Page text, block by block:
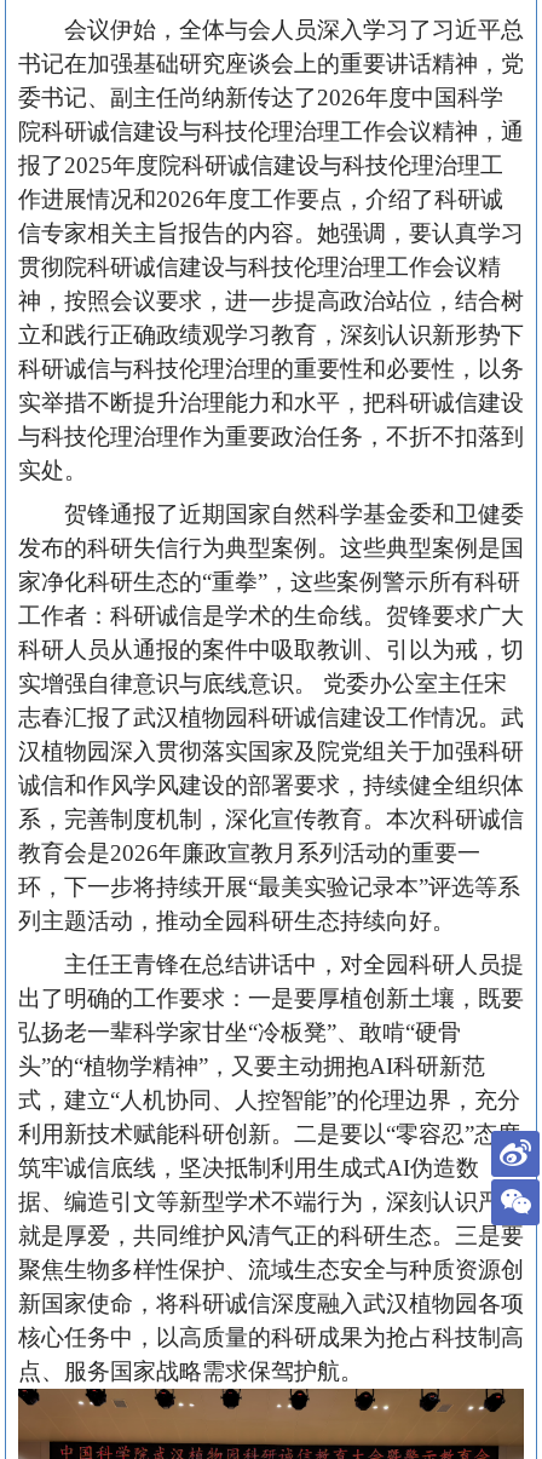
会议伊始，全体与会人员深入学习了习近平总
书记在加强基础研究座谈会上的重要讲话精神，党
委书记、副主任尚纳新传达了2026年度中国科学
院科研诚信建设与科技伦理治理工作会议精神，通
报了2025年度院科研诚信建设与科技伦理治理工
作进展情况和2026年度工作要点，介绍了科研诚
信专家相关主旨报告的内容。她强调，要认真学习
贯彻院科研诚信建设与科技伦理治理工作会议精
神，按照会议要求，进一步提高政治站位，结合树
立和践行正确政绩观学习教育，深刻认识新形势下
科研诚信与科技伦理治理的重要性和必要性，以务
实举措不断提升治理能力和水平，把科研诚信建设
与科技伦理治理作为重要政治任务，不折不扣落到
实处。
贺锋通报了近期国家自然科学基金委和卫健委
发布的科研失信行为典型案例。这些典型案例是国
家净化科研生态的“重拳”，这些案例警示所有科研
工作者：科研诚信是学术的生命线。贺锋要求广大
科研人员从通报的案件中吸取教训、引以为戒，切
实增强自律意识与底线意识。 党委办公室主任宋
志春汇报了武汉植物园科研诚信建设工作情况。武
汉植物园深入贯彻落实国家及院党组关于加强科研
诚信和作风学风建设的部署要求，持续健全组织体
系，完善制度机制，深化宣传教育。本次科研诚信
教育会是2026年廉政宣教月系列活动的重要一
环，下一步将持续开展“最美实验记录本”评选等系
列主题活动，推动全园科研生态持续向好。
主任王青锋在总结讲话中，对全园科研人员提
出了明确的工作要求：一是要厚植创新土壤，既要
弘扬老一辈科学家甘坐“冷板凳”、敢啃“硬骨
头”的“植物学精神”，又要主动拥抱AI科研新范
式，建立“人机协同、人控智能”的伦理边界，充分
利用新技术赋能科研创新。二是要以“零容忍”态度
筑牢诚信底线，坚决抵制利用生成式AI伪造数
据、编造引文等新型学术不端行为，深刻认识严管
就是厚爱，共同维护风清气正的科研生态。三是要
聚焦生物多样性保护、流域生态安全与种质资源创
新国家使命，将科研诚信深度融入武汉植物园各项
核心任务中，以高质量的科研成果为抢占科技制高
点、服务国家战略需求保驾护航。